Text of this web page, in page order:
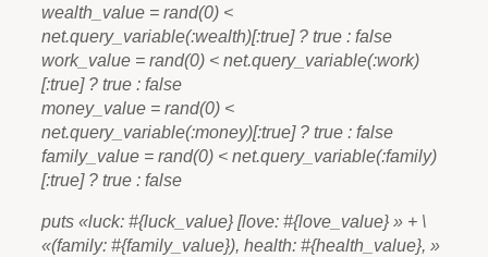
wealth_value = rand(0) <
net.query_variable(:wealth)[:true] ? true : false
work_value = rand(0) < net.query_variable(:work)
[:true] ? true : false
money_value = rand(0) <
net.query_variable(:money)[:true] ? true : false
family_value = rand(0) < net.query_variable(:family)
[:true] ? true : false
puts «luck: #{luck_value} [love: #{love_value} » + \
«(family: #{family_value}), health: #{health_value}, »